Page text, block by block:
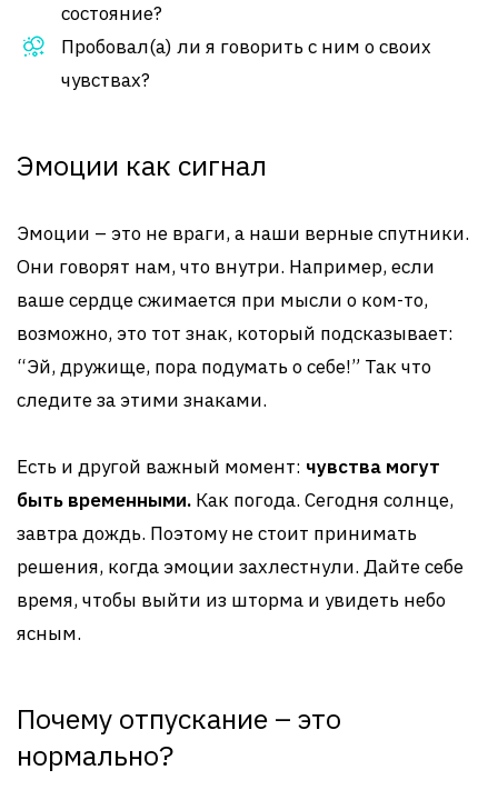
состояние?
Пробовал(а) ли я говорить с ним о своих
чувствах?
Эмоции как сигнал
Эмоции – это не враги, а наши верные спутники.
Они говорят нам, что внутри. Например, если
ваше сердце сжимается при мысли о ком-то,
возможно, это тот знак, который подсказывает:
“Эй, дружище, пора подумать о себе!” Так что
следите за этими знаками.
Есть и другой важный момент: чувства могут
быть временными. Как погода. Сегодня солнце,
завтра дождь. Поэтому не стоит принимать
решения, когда эмоции захлестнули. Дайте себе
время, чтобы выйти из шторма и увидеть небо
ясным.
Почему отпускание – это
нормально?